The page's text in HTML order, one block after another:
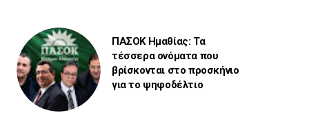
ΠΑΣΟΚ Ημαθίας: Τα
τέσσερα ονόματα που
βρίσκονται στο προσκήνιο
για το ψηφοδέλτιο